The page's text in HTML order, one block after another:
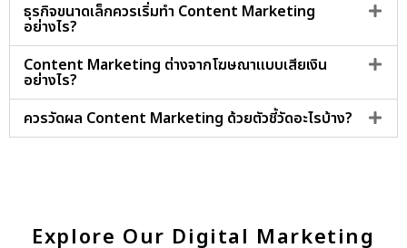
ธุรกิจขนาดเล็กควรเริ่มทำ Content Marketing
อย่างไร?
Content Marketing ต่างจากโฆษณาแบบเสียเงิน
อย่างไร?
ควรวัดผล Content Marketing ด้วยตัวชี้วัดอะไรบ้าง?
Explore Our Digital Marketing